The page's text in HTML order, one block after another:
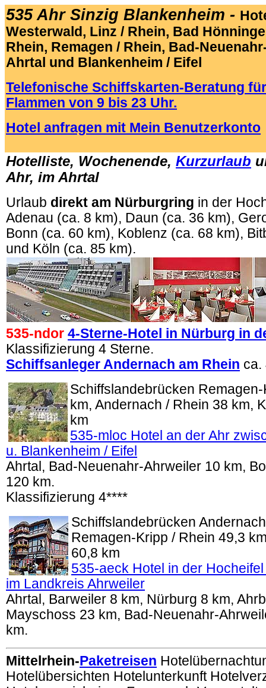
535 Ahr Sinzig Blankenheim -
Westerwald, Linz / Rhein, Bad
Rhein, Remagen / Rhein, Bad-
Ahrtal und Blankenheim / Eifel
Telefonische Schiffskarten-Beratung
Flammen von 9 bis 23 Uhr.
Hotel anfragen mit Mein Benutzerkonto
Hotelliste, Wochenende, Kurzurlaub
Ahr, im Ahrtal
Urlaub direkt am Nürburgring in der
Adenau (ca. 8 km), Daun (ca. 36 km),
Bonn (ca. 60 km), Koblenz (ca. 68 km),
und Köln (ca. 85 km).
535-ndor 4-Sterne-Hotel in Nürburg in
Klassifizierung 4 Sterne.
Schiffsanleger Andernach am Rhein ca.
Schiffslandebrücken
km, Andernach / Rhein 38 km,
km
535-mloc Hotel an der Ahr
u. Blankenheim / Eifel
Ahrtal, Bad-Neuenahr-Ahrweiler 10 km,
120 km.
Klassifizierung 4****
Schiffslandebrücken
Remagen-Kripp / Rhein 49,3
60,8 km
535-aeck Hotel in der
im Landkreis Ahrweiler
Ahrtal, Barweiler 8 km, Nürburg 8 km,
Mayschoss 23 km, Bad-Neuenahr-
km.
Mittelrhein-Paketreisen
Hotelübersichten Hotelunterkunft